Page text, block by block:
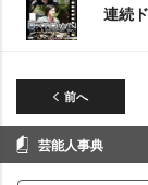
連続
前へ
芸能人事典